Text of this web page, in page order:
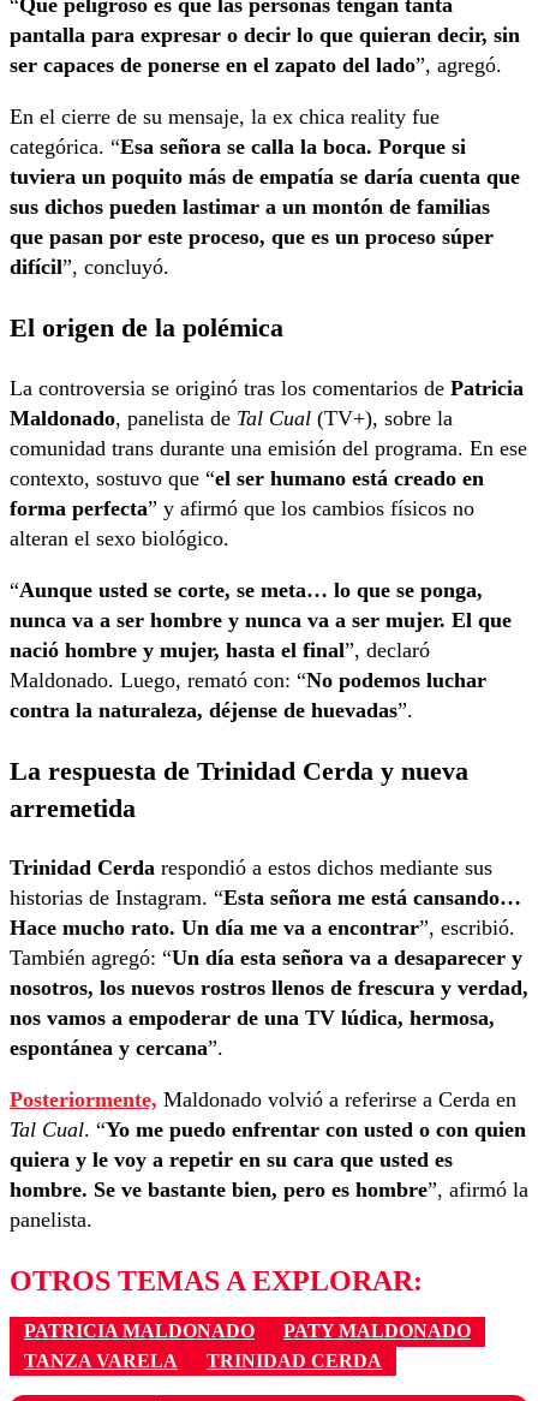
pantalla para expresar o decir lo que quieran decir, sin
ser capaces de ponerse en el zapato del lado”, agregó.
En el cierre de su mensaje, la ex chica reality fue
categórica. “Esa señora se calla la boca. Porque si
tuviera un poquito más de empatía se daría cuenta que
sus dichos pueden lastimar a un montón de familias
que pasan por este proceso, que es un proceso súper
difícil”, concluyó.
El origen de la polémica
La controversia se originó tras los comentarios de Patricia
Maldonado, panelista de Tal Cual (TV+), sobre la
comunidad trans durante una emisión del programa. En ese
contexto, sostuvo que “el ser humano está creado en
forma perfecta” y afirmó que los cambios físicos no
alteran el sexo biológico.
“Aunque usted se corte, se meta… lo que se ponga,
nunca va a ser hombre y nunca va a ser mujer. El que
nació hombre y mujer, hasta el final”, declaró
Maldonado. Luego, remató con: “No podemos luchar
contra la naturaleza, déjense de huevadas”.
La respuesta de Trinidad Cerda y nueva
arremetida
Trinidad Cerda respondió a estos dichos mediante sus
historias de Instagram. “Esta señora me está cansando…
Hace mucho rato. Un día me va a encontrar”, escribió.
También agregó: “Un día esta señora va a desaparecer y
nosotros, los nuevos rostros llenos de frescura y verdad,
nos vamos a empoderar de una TV lúdica, hermosa,
espontánea y cercana”.
Posteriormente, Maldonado volvió a referirse a Cerda en
Tal Cual. “Yo me puedo enfrentar con usted o con quien
quiera y le voy a repetir en su cara que usted es
hombre. Se ve bastante bien, pero es hombre”, afirmó la
panelista.
OTROS TEMAS A EXPLORAR:
PATRICIA MALDONADO
PATY MALDONADO
TANZA VARELA
TRINIDAD CERDA